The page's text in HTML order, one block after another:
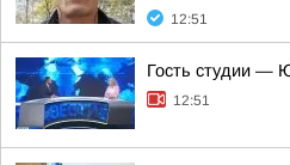
12:51
Гость студии —
12:51